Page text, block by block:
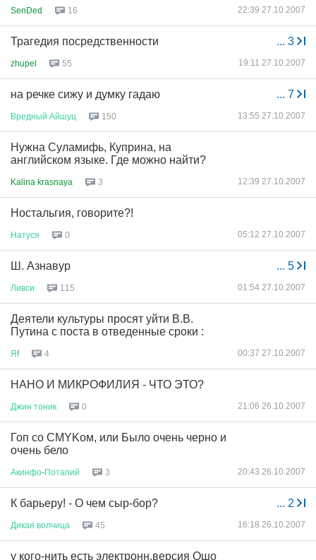
SenDed 16 22:39 27.10.2007
... 3
Трагедия посредственности
zhupel 55 19:11 27.10.2007
... 7
на речке сижу и думку гадаю
Вредный Айшуц 150 13:55 27.10.2007
Нужна Суламифь, Куприна, на
английском языке. Где можно найти?
Kalina krasnaya 3 12:39 27.10.2007
Ностальгия, говорите?!
Натуся 0 05:12 27.10.2007
... 5
Ш. Азнавур
Ливси 115 01:54 27.10.2007
Деятели культуры просят уйти В.В.
Путина с поста в отведенные сроки :
Я! 4 00:37 27.10.2007
НАНО И МИКРОФИЛИЯ - ЧТО ЭТО?
Джин тоник 0 21:06 26.10.2007
Гоп со CMYKом, или Было очень черно и
очень бело
Акинфо-Потапий 3 20:43 26.10.2007
... 2
К барьеру! - О чем сыр-бор?
Дикая волчица 45 16:18 26.10.2007
у кого-нить есть электронн.версия Ошо